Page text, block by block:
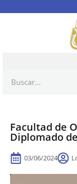
Facultad de
Diplomado
03/06/2024